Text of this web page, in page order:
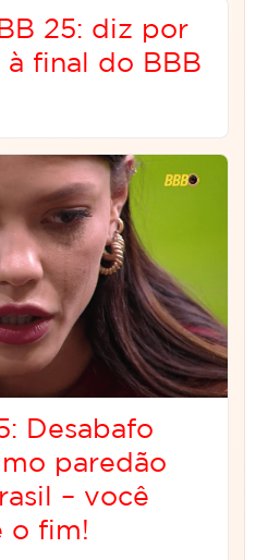
25: diz por
final do BBB
Desabafo
paredão
– você
o fim!